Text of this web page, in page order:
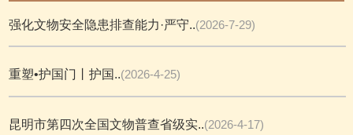
强化文物安全隐患排查能力·严守..(2026-7-29)
重塑•护国门丨护国..(2026-4-25)
昆明市第四次全国文物普查省级实..(2026-4-17)